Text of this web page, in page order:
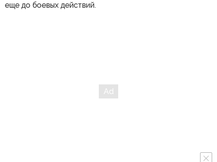
еще до боевых действий.